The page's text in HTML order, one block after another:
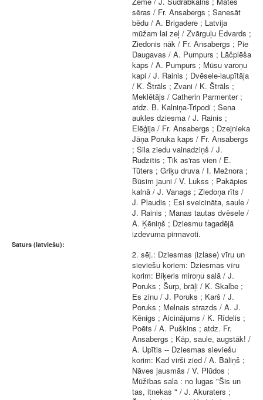
sēras / Fr. Ansabergs ; Sanesāt
bēdu / A. Brigadere ; Latvija
mūžam lai zeļ / Zvārguļu Edvards ;
Ziedonis nāk / Fr. Ansabergs ; Pie
Daugavas / A. Pumpurs ; Lāčplēša
kaps / A. Pumpurs ; Mūsu varoņu
kapi / J. Rainis ; Dvēsele-laupītāja
/ K. Štrāls ; Zvani / K. Štrāls ;
Meklētājs / Catherin Parmenter ;
atdz. B. Kalniņa-Tripodi ; Sena
aukles dziesma / J. Rainis ;
Elēģija / Fr. Ansabergs ; Dzejnieka
Jāņa Poruka kaps / Fr. Ansabergs
; Sila ziedu vainadziņš / J.
Rudzītis ; Tik as'ras vien / E.
Tūters ; Griķu druva / I. Mežnora ;
Būsim jauni / V. Lukss ; Pakāpies
kalnā / J. Vanags ; Ziedoņa rīts /
J. Plaudis ; Esi sveicināta, saule /
J. Rainis ; Manas tautas dvēsele /
A. Ķēniņš ; Dziesmu tagadējā
izdevuma pirmavoti.
Saturs (latviešu):
2. sēj.: Dziesmas (izlase) vīru un
sieviešu koriem: Dziesmas vīru
korim: Biķeris miroņu salā / J.
Poruks ; Šurp, brāļi / K. Skalbe ;
Es zinu / J. Poruks ; Karš / J.
Poruks ; Melnais strazds / A. J.
Kēnigs ; Aicinājums / K. Rīdelis ;
Poēts / A. Puškins ; atdz. Fr.
Ansabergs ; Kāp, saule, augstāk! /
A. Upītis -- Dziesmas sieviešu
korim: Kad virši zied / A. Bāliņš ;
Nāves jausmās / V. Plūdos ;
Mūžības sala : no lugas "Šis un
tas, itnekas " / J. Akuraters ;